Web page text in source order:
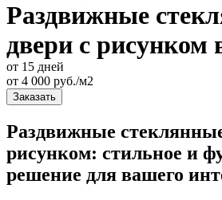
Раздвижные
двери с рисунком
от 15 дней
от 4 000 руб./м2
Заказать
Раздвижные
рисунком: стильное и
решение для вашего